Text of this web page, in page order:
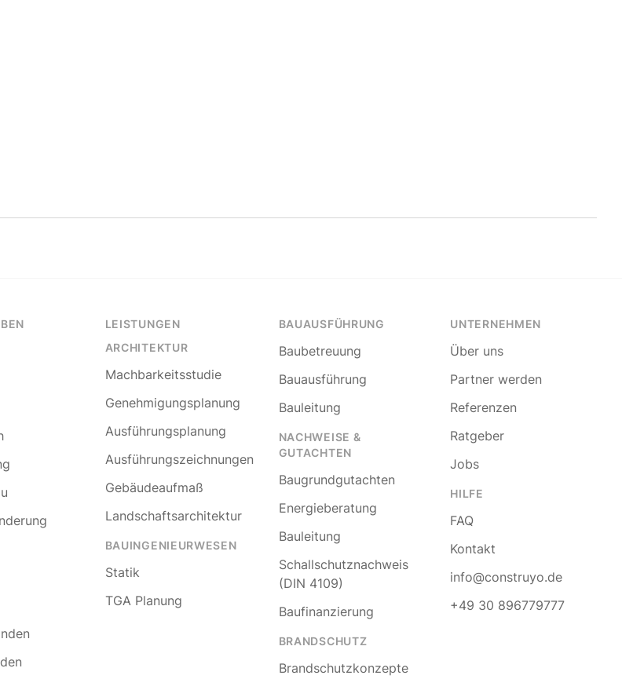
LEISTUNGEN
ARCHITEKTUR
Machbarkeitsstudie
Genehmigungsplanung
Ausführungsplanung
Ausführungszeichnungen
Gebäudeaufmaß
Landschaftsarchitektur
BAUINGENIEURWESEN
Statik
TGA Planung
BAUAUSFÜHRUNG
Baubetreuung
Bauausführung
Bauleitung
NACHWEISE &
GUTACHTEN
Baugrundgutachten
Energieberatung
Bauleitung
Schallschutznachweis
(DIN 4109)
Baufinanzierung
BRANDSCHUTZ
Brandschutzkonzepte
UNTERNEHMEN
Über uns
Partner werden
Referenzen
Ratgeber
Jobs
HILFE
FAQ
Kontakt
info@construyo.de
+49 30 896779777